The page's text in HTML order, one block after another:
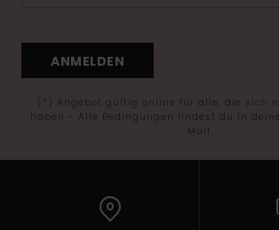
ANMELDEN
(*) Angebot gültig online für alle, die sich
haben - Alle Bedingungen findest du in
Mail